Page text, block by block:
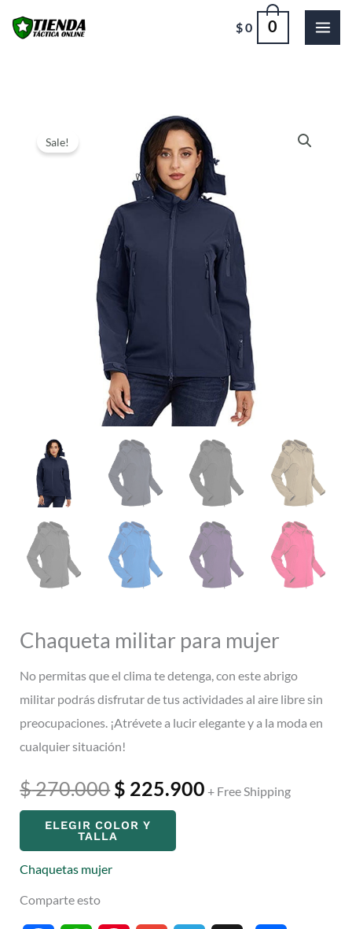
$0 0
Sale!
Chaqueta militar para mujer
No permitas que el clima te detenga, con este abrigo
militar podrás disfrutar de tus actividades al aire libre sin
preocupaciones. ¡Atrévete a lucir elegante y a la moda en
cualquier situación!
$270.000Original
price
was:
$ 225.900Current
+ Free Shipping
ELEGIR COLOR Y
TALLA
Chaquetas mujer
Comparte esto